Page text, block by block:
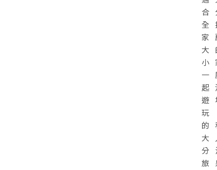
合
全
家
大
小
一
起
遊
玩
的
大
分
旅